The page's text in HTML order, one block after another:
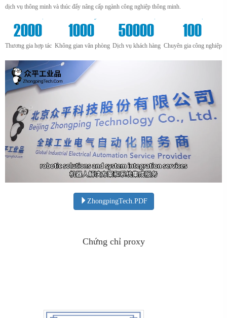
dịch vụ thông minh và thúc đẩy nâng cấp ngành công nghiệp thông minh.
2000
+
Thương gia hợp tác
1000
m²
Không gian văn phòng
50000
+
Dịch vụ khách hàng
100
+
Chuyên gia công nghiệp
ZhongpingTech.PDF
Chứng chỉ proxy